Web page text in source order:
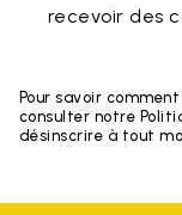
recevoir des
Pour savoir
consulter notre
désinscrire à tout